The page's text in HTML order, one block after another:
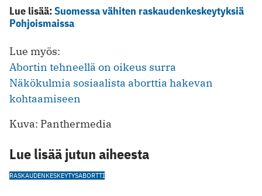
Lue lisää:Suomessa vähiten raskaudenkeskeytyksiä
Pohjoismaissa
Lue myös:
Abortin tehneellä on oikeus surra
Näkökulmia sosiaalista aborttia hakevan
kohtaamiseen
Kuva: Panthermedia
Lue lisää jutun aiheesta
RASKAUDENKESKEYTYSABORTTI